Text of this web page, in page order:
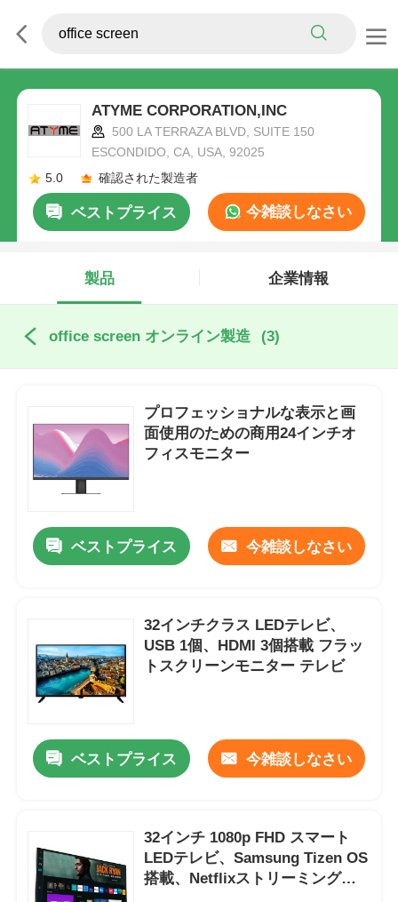
ATYME CORPORATION,INC
500 LA TERRAZA BLVD, SUITE 150
ESCONDIDO, CA, USA, 92025
5.0
確認された製造者
ベストプライス 今雑談しなさい
製品 企業情報
office screen オンライン製造 (3)
プロフェッショナルな表示と画
面使用のための商用24インチオ
フィスモニター
ベストプライス 今雑談しなさい
32インチクラス LEDテレビ、
USB 1個、HDMI 3個搭載 フラッ
トスクリーンモニター テレビ
ベストプライス 今雑談しなさい
32インチ 1080p FHD スマート
LEDテレビ、Samsung Tizen OS
搭載、Netflixストリーミング用